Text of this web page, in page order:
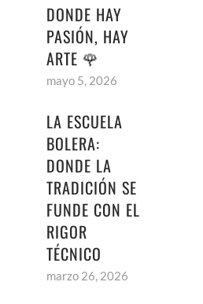
DONDE HAY
PASIÓN, HAY
ARTE 🌹
mayo 5, 2026
LA ESCUELA
BOLERA:
DONDE LA
TRADICIÓN SE
FUNDE CON EL
RIGOR
TÉCNICO
marzo 26, 2026